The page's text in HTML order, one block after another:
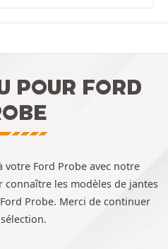
POUR FORD
Ford Probe avec notre
les modèles de jantes
Probe. Merci de continuer